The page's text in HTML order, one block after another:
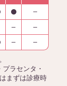
ラセンタ・
まずは診療時